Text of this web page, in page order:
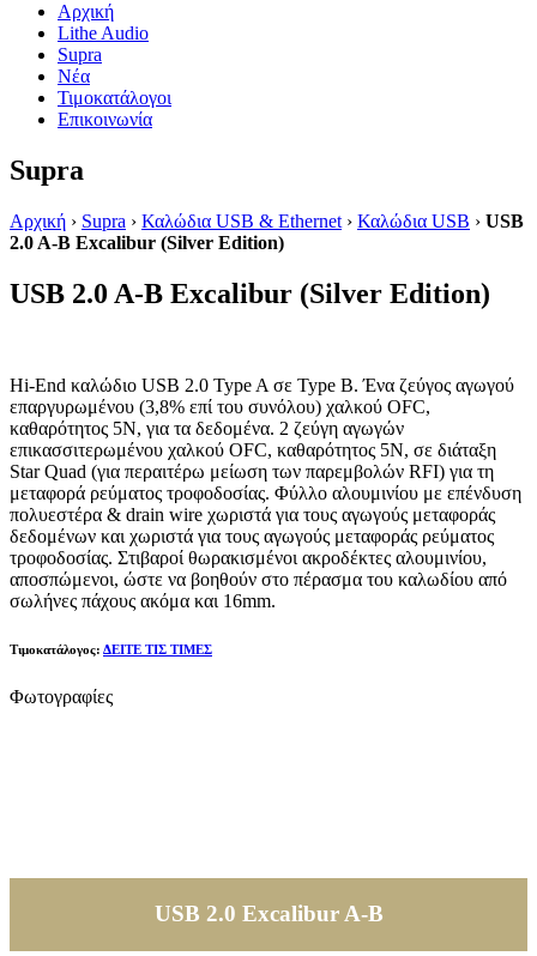
Αρχική
Lithe Audio
Supra
Νέα
Τιμοκατάλογοι
Επικοινωνία
Supra
Αρχική › Supra › Καλώδια USB & Ethernet › Καλώδια USB › USB
2.0 A-B Excalibur (Silver Edition)
USB 2.0 A-B Excalibur (Silver Edition)
Hi-End καλώδιο USB 2.0 Type A σε Type B. Ένα ζεύγος αγωγού
επαργυρωμένου (3,8% επί του συνόλου) χαλκού OFC,
καθαρότητος 5Ν, για τα δεδομένα. 2 ζεύγη αγωγών
επικασσιτερωμένου χαλκού OFC, καθαρότητος 5Ν, σε διάταξη
Star Quad (για περαιτέρω μείωση των παρεμβολών RFI) για τη
μεταφορά ρεύματος τροφοδοσίας. Φύλλο αλουμινίου με επένδυση
πολυεστέρα & drain wire χωριστά για τους αγωγούς μεταφοράς
δεδομένων και χωριστά για τους αγωγούς μεταφοράς ρεύματος
τροφοδοσίας. Στιβαροί θωρακισμένοι ακροδέκτες αλουμινίου,
αποσπώμενοι, ώστε να βοηθούν στο πέρασμα του καλωδίου από
σωλήνες πάχους ακόμα και 16mm.
Τιμοκατάλογος: ΔΕΙΤΕ ΤΙΣ ΤΙΜΕΣ
Φωτογραφίες
USB 2.0 Excalibur A-B